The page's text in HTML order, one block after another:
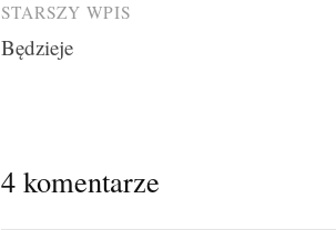
Post
navigation
STARSZY WPIS
Będzieje
4 komentarze